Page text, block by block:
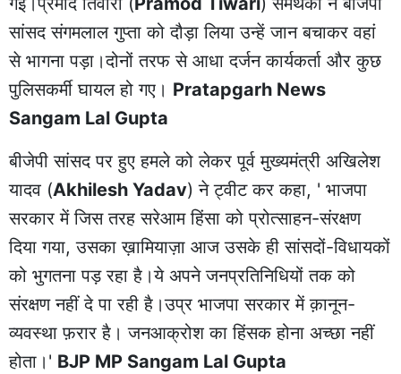
सांसद संगमलाल गुप्ता को दौड़ा लिया उन्हें जान बचाकर वहां
से भागना पड़ा।दोनों तरफ से आधा दर्जन कार्यकर्ता और कुछ
पुलिसकर्मी घायल हो गए। Pratapgarh News
Sangam Lal Gupta
बीजेपी सांसद पर हुए हमले को लेकर पूर्व मुख्यमंत्री अखिलेश
यादव (Akhilesh Yadav) ने ट्वीट कर कहा, ' भाजपा
सरकार में जिस तरह सरेआम हिंसा को प्रोत्साहन-संरक्षण
दिया गया, उसका ख़ामियाज़ा आज उसके ही सांसदों-विधायकों
को भुगतना पड़ रहा है।ये अपने जनप्रतिनिधियों तक को
संरक्षण नहीं दे पा रही है।उप्र भाजपा सरकार में क़ानून-
व्यवस्था फ़रार है। जनआक्रोश का हिंसक होना अच्छा नहीं
होता।' BJP MP Sangam Lal Gupta